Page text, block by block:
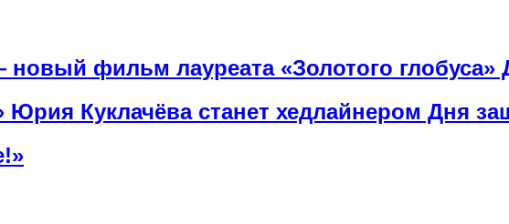
новый фильм лауреата «Золотого
Куклачёва станет хедлайнером Дня